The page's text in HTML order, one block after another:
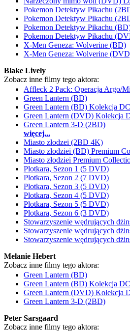
Pokemon Detektyw Pikachu
Pokemon Detektyw Pikachu
Pokemon Detektyw Pikachu
Pokemon Detektyw Pikachu
X-Men Geneza: Wolverine (BD)
X-Men Geneza: Wolverine
Blake Lively
Zobacz inne filmy tego aktora:
Affleck 2 Pack: Operacja Argo/
Green Lantern (BD)
Green Lantern (BD) Kolekcja DC
Green Lantern (DVD) Kolekcja
Green Lantern 3-D (2BD)
więcej...
Miasto złodzei (2BD 4K)
Miasto złodziei (BD) Premium
Miasto złodziei Premium
Plotkara, Sezon 1 (5 DVD)
Plotkara, Sezon 2 (7 DVD)
Plotkara, Sezon 3 (5 DVD)
Plotkara, Sezon 4 (5 DVD)
Plotkara, Sezon 5 (5 DVD)
Plotkara, Sezon 6 (3 DVD)
Stowarzyszenie wędrujących
Stowarzyszenie wędrujących
Stowarzyszenie wędrujących
Melanie Hebert
Zobacz inne filmy tego aktora:
Green Lantern (BD)
Green Lantern (BD) Kolekcja DC
Green Lantern (DVD) Kolekcja
Green Lantern 3-D (2BD)
Peter Sarsgaard
Zobacz inne filmy tego aktora: